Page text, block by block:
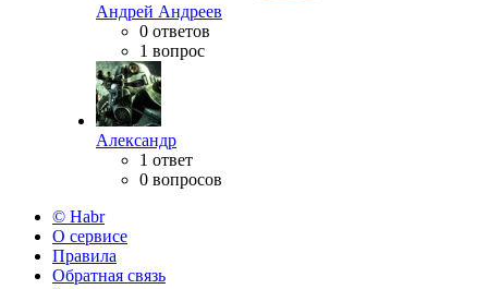
Андрей Андреев
0 ответов
1 вопрос
Александр
1 ответ
0 вопросов
© Habr
О сервисе
Правила
Обратная связь